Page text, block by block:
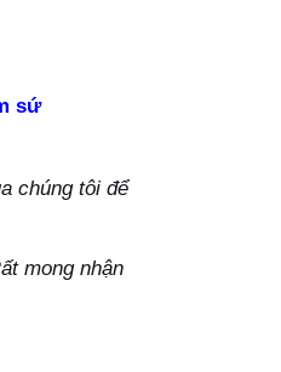
sứ
chúng tôi để
mong nhận